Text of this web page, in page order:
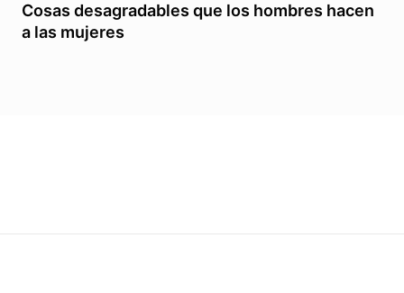
Cosas desagradables que los hombres hacen
a las mujeres